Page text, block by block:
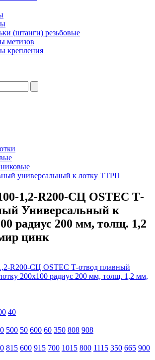
(штанги) резьбовые
метизов
крепления
универсальный к лотку ТТРП
1,2-R200-СЦ OSTEC Т-
Универсальный к
радиус 200 мм, толщ. 1,2
цинк
40
500 50 600 60 350 808 908
815 600 915 700 1015 800 1115 350 665 900